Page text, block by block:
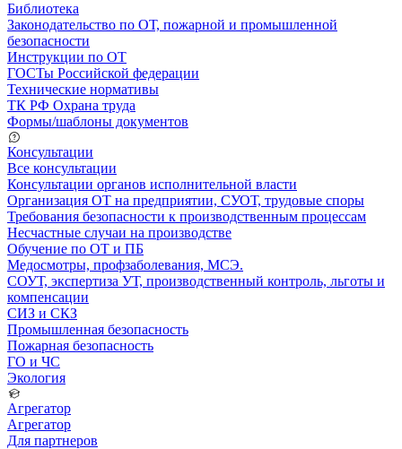
Библиотека
Законодательство по ОТ, пожарной и промышленной
безопасности
Инструкции по ОТ
ГОСТы Российской федерации
Технические нормативы
ТК РФ Охрана труда
Формы/шаблоны документов
Консультации
Все консультации
Консультации органов исполнительной власти
Организация ОТ на предприятии, СУОТ, трудовые споры
Требования безопасности к производственным процессам
Несчастные случаи на производстве
Обучение по ОТ и ПБ
Медосмотры, профзаболевания, МСЭ.
СОУТ, экспертиза УТ, производственный контроль, льготы и
компенсации
СИЗ и СКЗ
Промышленная безопасность
Пожарная безопасность
ГО и ЧС
Экология
Агрегатор
Агрегатор
Для партнеров